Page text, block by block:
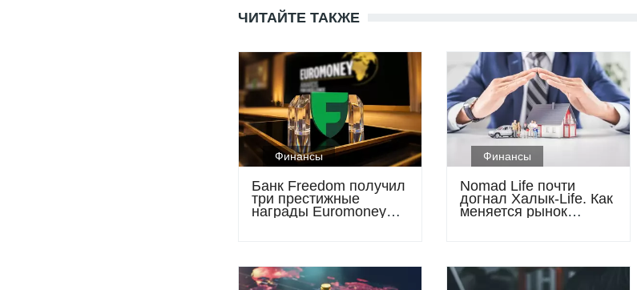
ЧИТАЙТЕ ТАКЖЕ
Финансы
Банк Freedom получил
три престижные
награды Euromoney
Финансы
Nomad Life почти
догнал Халык-Life. Как
меняется рынок